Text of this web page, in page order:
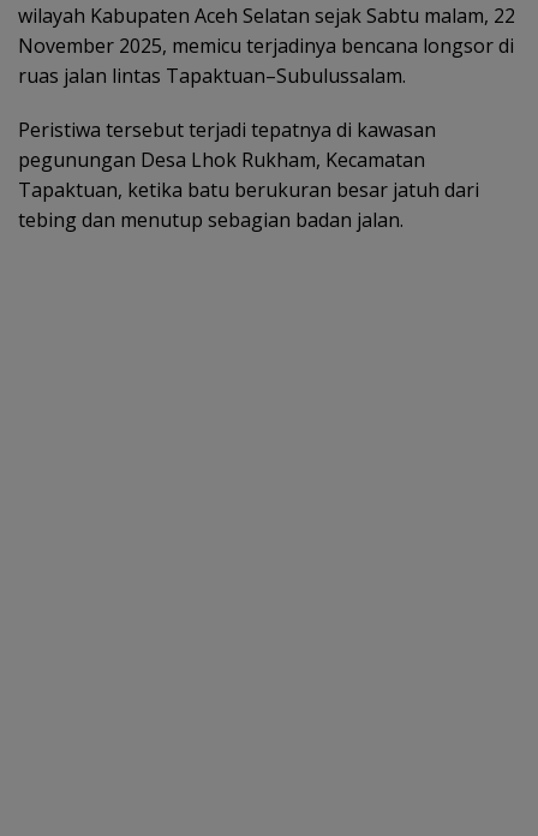
wilayah Kabupaten Aceh Selatan sejak Sabtu malam, 22
November 2025, memicu terjadinya bencana longsor di
ruas jalan lintas Tapaktuan–Subulussalam.
Peristiwa tersebut terjadi tepatnya di kawasan
pegunungan Desa Lhok Rukham, Kecamatan
Tapaktuan, ketika batu berukuran besar jatuh dari
tebing dan menutup sebagian badan jalan.